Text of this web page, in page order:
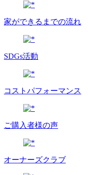
家ができるまでの流れ
SDGs活動
コストパフォーマンス
ご購入者様の声
オーナーズクラブ